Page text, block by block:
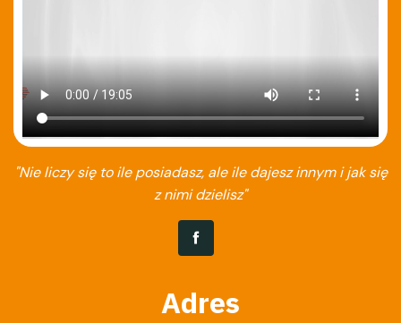
"Nie liczy się to ile posiadasz, ale ile dajesz innym i jak się
z nimi dzielisz"
Adres